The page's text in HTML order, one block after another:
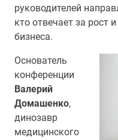
руководителей
кто отвечает за рост
бизнеса.
Основатель
конференции
Валерий
Домашенко,
динозавр
медицинского